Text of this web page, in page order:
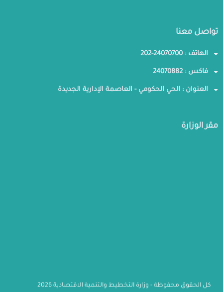
تواصل معنا
الهاتف : 24070700-202
فاكس : 24070882
العنوان : الحي الحكومي - العاصمة الإدارية الجديدة
مقر الوزارة
كل الحقوق محفوظة - وزارة التخطيط والتنمية الاقتصادية 2026